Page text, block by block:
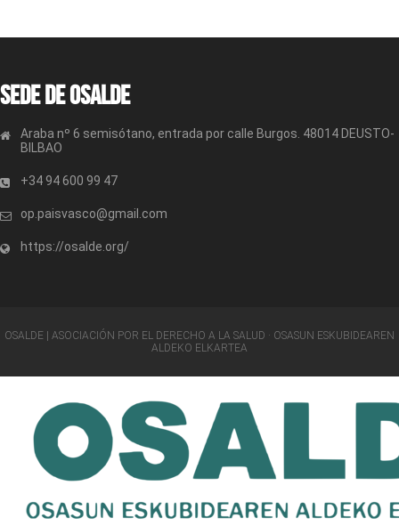
Sede de OSALDE
Araba nº 6 semisótano, entrada por calle Burgos. 48014 DEUSTO-
BILBAO
+34 94 600 99 47
op.paisvasco@gmail.com
https://osalde.org/
OSALDE | ASOCIACIÓN POR EL DERECHO A LA SALUD · OSASUN ESKUBIDEAREN
ALDEKO ELKARTEA